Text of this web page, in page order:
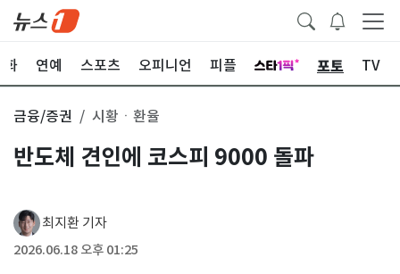
화 연예 스포츠 오피니언 피플 포토 TV
금융/증권 시황ㆍ환율
반도체 견인에 코스피 9000 돌파
최지환 기자
2026.06.18 오후 01:25